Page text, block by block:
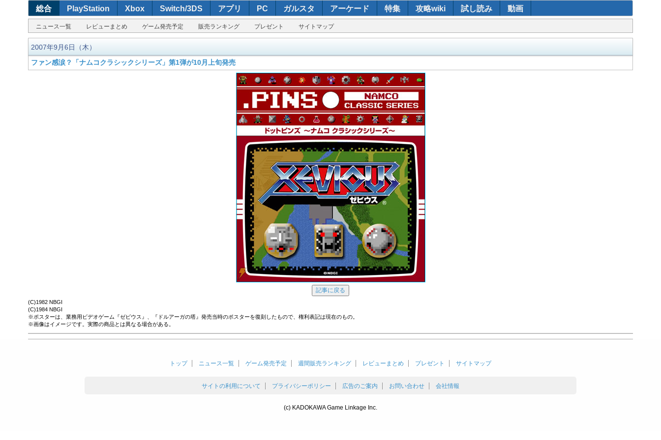
総合 PlayStation Xbox Switch/3DS アプリ PC ガルスタ アーケード 特集 攻略wiki 試し読み 動画
ニュース一覧 レビューまとめ ゲーム発売予定 販売ランキング プレゼント サイトマップ
2007年9月6日（木）
ファン感涙？「ナムコクラシックシリーズ」第1弾が10月上旬発売
(C)1982 NBGI
(C)1984 NBGI
※ポスターは、業務用ビデオゲーム『ゼビウス』、『ドルアーガの塔』発売当時のポスターを復刻したもので、権利表記は現在のもの。
※画像はイメージです。実際の商品とは異なる場合がある。
トップ ニュース一覧 ゲーム発売予定 週間販売ランキング レビューまとめ プレゼント サイトマップ
サイトの利用について プライバシーポリシー 広告のご案内 お問い合わせ 会社情報
(c) KADOKAWA Game Linkage Inc.